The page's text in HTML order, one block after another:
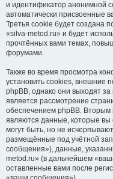
и идентификатор анонимной
автоматически присвоенные
Третья cookie будет создана
«silva-metod.ru» и будет
прочтённых вами темах,
форумами.
Также во время просмотра
установить cookies, внешние
phpBB, однако они выходят за
является рассмотрение
обеспечением phpBB.
являются данные, которые
могут быть, но не
размещённые под учётной
сообщения»), данные,
metod.ru» (в дальнейшем
оставленные вами после